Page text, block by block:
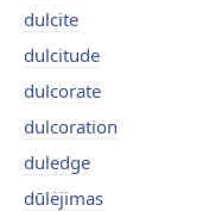
dulcite
dulcitude
dulcorate
dulcoration
duledge
dūlėjimas